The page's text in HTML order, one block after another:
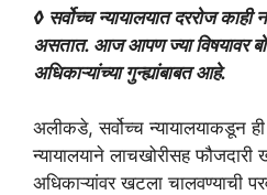
◊ सर्वोच्च न्यायालयात दररोज
असतात. आज आपण ज्या विषयावर
अधिकाऱ्यांच्या गुन्ह्यांबाबत आहे.
अलीकडे, सर्वोच्च न्यायालयाकडून
न्यायालयाने लाचखोरीसह फौजदारी
अधिकाऱ्यांवर खटला चालवण्याची